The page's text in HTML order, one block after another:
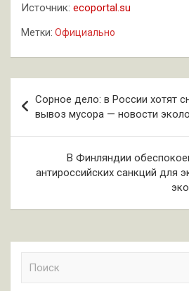
Источник: ecoportal.su
Метки: Официально
по
записям
Сорное дело: в России хотят
вывоз мусора — новости
В Финляндии
антироссийских санкций для